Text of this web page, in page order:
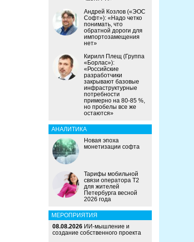
Андрей Козлов («ЭОС
Софт»): «Надо четко
понимать, что
обратной дороги для
импортозамещения
нет»
Кирилл Плещ (Группа
«Борлас»):
«Российские
разработчики
закрывают базовые
инфраструктурные
потребности
примерно на 80-85 %,
но пробелы все же
остаются»
АНАЛИТИКА
Новая эпоха
монетизации софта
Тарифы мобильной
связи оператора Т2
для жителей
Петербурга весной
2026 года
МЕРОПРИЯТИЯ
08.08.2026 ИИ-мышление и
создание собственного проекта